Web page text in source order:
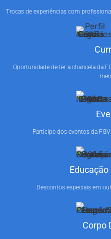
Trocas de experiências com
Oportunidade de ter a chancela da
Participe dos eventos da
Descontos especiais em
Corpo